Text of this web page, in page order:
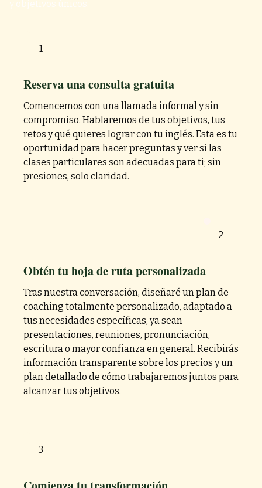
1
Reserva una consulta gratuita
Comencemos con una llamada informal y sin
compromiso. Hablaremos de tus objetivos, tus
retos y qué quieres lograr con tu inglés. Esta es tu
oportunidad para hacer preguntas y ver si las
clases particulares son adecuadas para ti; sin
presiones, solo claridad.
3
2
Obtén tu hoja de ruta personalizada
Tras nuestra conversación, diseñaré un plan de
coaching totalmente personalizado, adaptado a
tus necesidades específicas, ya sean
presentaciones, reuniones, pronunciación,
escritura o mayor confianza en general. Recibirás
información transparente sobre los precios y un
plan detallado de cómo trabajaremos juntos para
alcanzar tus objetivos.